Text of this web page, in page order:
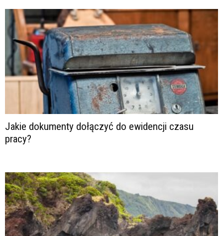
Jakie dokumenty dołączyć do ewidencji czasu
pracy?